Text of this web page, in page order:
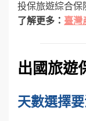
投保旅遊綜合保
了解更多： 臺灣
出國旅遊
天數選擇